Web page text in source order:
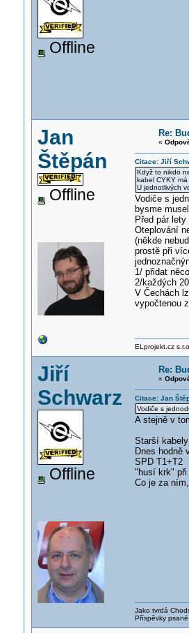
Offline
Jan
Štěpán
Offline
Re:
«
Citace: Jiří
Když to nikdo
kabel CYKY
U jednotlivých
Vodiče s
bysme
Před pár
Oteplování
(někde
prostě při
1/ přidat
2/každých
V Čechách
vypočtenou
ELprojekt.cz
Jiří
Schwarz
Offline
Re:
«
Citace: Jan
Vodiče s
A stejně v
Starší
Dnes hodně
SPD T1+T2
"husí krk" při
Co je za
Jako tvrdá
Příspěvky